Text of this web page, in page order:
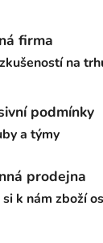
firma
na
podmínky
a týmy
prodejna
k nám zboží